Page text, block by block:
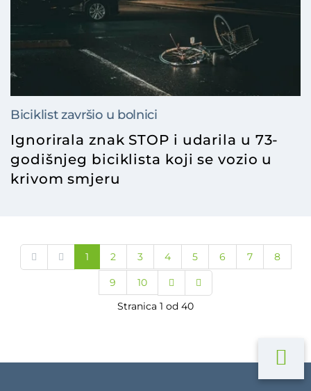
Biciklist završio u bolnici
Ignorirala znak STOP i udarila u 73-
godišnjeg biciklista koji se vozio u
krivom smjeru
1 2 3 4 5 6 7 8
9
10
Stranica 1 od 40